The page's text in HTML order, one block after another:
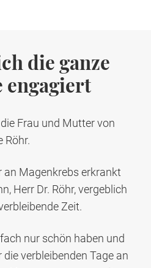
die ganze
engagiert
Frau und Mutter von
Röhr.
an Magenkrebs erkrankt
Herr Dr. Röhr, vergeblich
Zeit.
nur schön haben und
verbleibenden Tage an